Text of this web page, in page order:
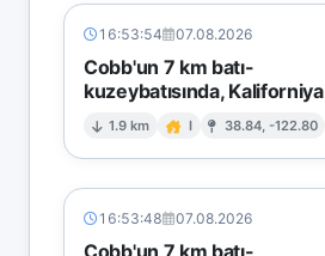
16:53:54 07.08.2026
Cobb'un 7 km batı-
kuzeybatısında, Kaliforniya
1.9 km I 38.84, -122.80
16:53:48 07.08.2026
Cobb'un 7 km batı-